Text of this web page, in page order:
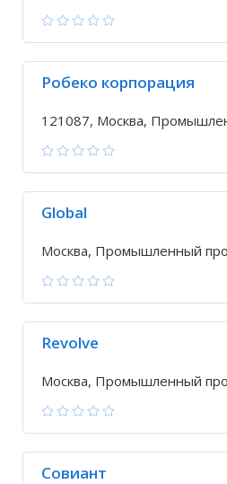
Робеко корпорация
121087, Москва,
Global
Москва, Промышленный
Revolve
Москва, Промышленный
Совиант